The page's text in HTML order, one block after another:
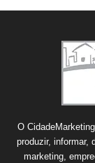
O
produzir, informar,
marketing,